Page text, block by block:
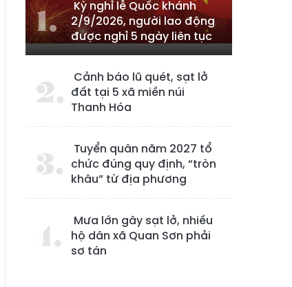
Kỳ nghỉ lễ Quốc khánh
2/9/2026, người lao động
được nghỉ 5 ngày liên tục
Cảnh báo lũ quét, sạt lở
đất tại 5 xã miền núi
Thanh Hóa
Tuyển quân năm 2027 tổ
chức đúng quy định, “tròn
khâu” từ địa phương
Mưa lớn gây sạt lở, nhiều
hộ dân xã Quan Sơn phải
sơ tán